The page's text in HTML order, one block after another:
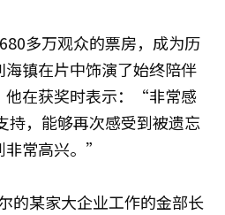
多万观众的票房，成为历
镇在片中饰演了始终陪伴
他在获奖时表示：“非常感
持，能够再次感受到被遗忘
常高兴。”
的某家大企业工作的金部长